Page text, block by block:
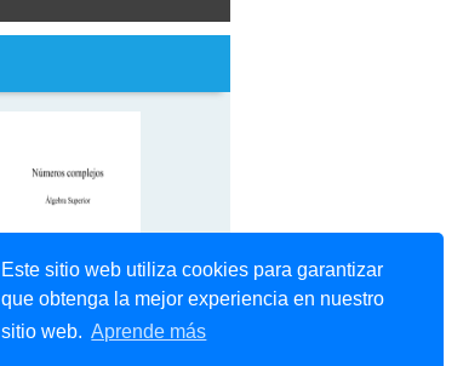
Este sitio web utiliza cookies para garantizar
que obtenga la mejor experiencia en nuestro
sitio web. Aprende más